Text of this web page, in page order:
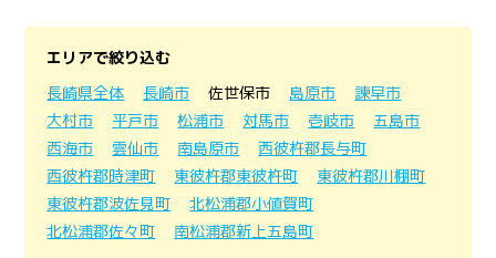
エリアで絞り込む
長崎県全体
長崎市 佐世保市 島原市
諫早市
大村市
平戸市 松浦市 対馬市 壱岐市
五島市
西海市
雲仙市 南島原市
西彼杵郡長与町
西彼杵郡時津町
東彼杵郡東彼杵町
東彼杵郡川棚町
東彼杵郡波佐見町
北松浦郡小値賀町
北松浦郡佐々町
南松浦郡新上五島町